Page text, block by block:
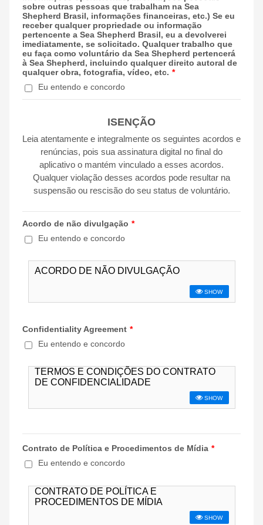
sobre outras pessoas que trabalham na Sea
Shepherd Brasil, informações financeiras, etc.) Se eu
receber qualquer propriedade ou informação
pertencente a Sea Shepherd Brasil, eu a devolverei
imediatamente, se solicitado. Qualquer trabalho que
eu faça como voluntário da Sea Shepherd pertencerá
à Sea Shepherd, incluindo qualquer direito autoral de
qualquer obra, fotografia, vídeo, etc. *
Eu entendo e concordo
ISENÇÃO
Leia atentamente e integralmente os seguintes acordos e
renúncias, pois sua assinatura digital no final do
aplicativo o mantém vinculado a esses acordos.
Qualquer violação desses acordos pode resultar na
suspensão ou rescisão do seu status de voluntário.
Acordo de não divulgação *
Eu entendo e concordo
Confidentiality Agreement *
Eu entendo e concordo
Contrato de Política e Procedimentos de Mídia *
Eu entendo e concordo